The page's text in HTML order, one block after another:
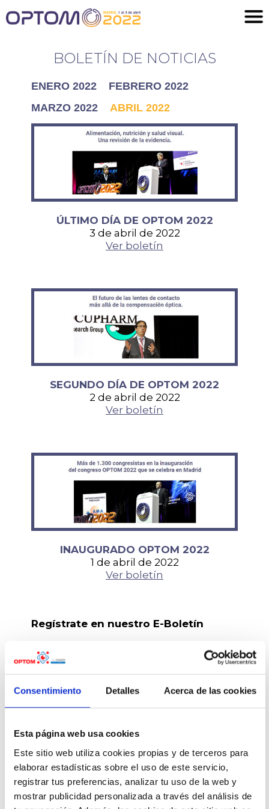
Consentimiento Detalles Acerca de las cookies
Esta página web usa cookies
Este sitio web utiliza cookies propias y de terceros para
elaborar estadísticas sobre el uso de este servicio,
registrar tus preferencias, analizar tu uso de la web y
mostrar publicidad personalizada a través del análisis de
BOLETÍN DE NOTICIAS
ENERO 2022
FEBRERO 2022
MARZO 2022
ABRIL 2022
ÚLTIMO DÍA DE OPTOM 2022
3 de abril de 2022
Ver boletín
SEGUNDO DÍA DE OPTOM 2022
2 de abril de 2022
Ver boletín
INAUGURADO OPTOM 2022
1 de abril de 2022
Ver boletín
Regístrate en nuestro E-Boletín
Regístrate en nuestro E-Boletín de
noticias y recibirás de primera mano
todas las novedades del Congreso.
Este Boletín se envía cada 15 días.
Introduzca una dirección de E-mail